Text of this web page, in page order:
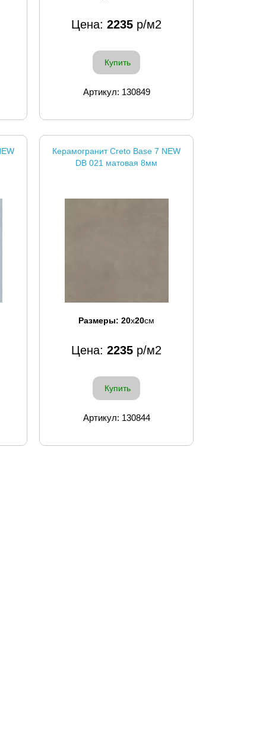
Цена: 2235 р/м2
Купить
Артикул: 130849
Керамогранит Creto Base 7 NEW
DB 021 матовая 8мм
Размеры: 20x20см
Цена: 2235 р/м2
Купить
Артикул: 130844